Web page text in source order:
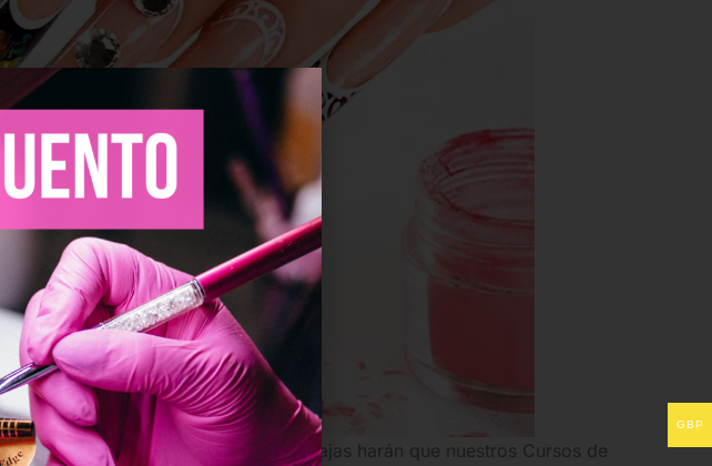
a nosotros, estas grandes ventajas harán que nuestros Cursos de
GBP